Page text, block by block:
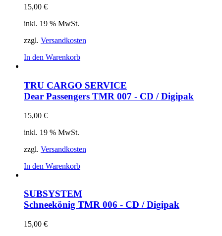
15,00 €
inkl. 19 % MwSt.
zzgl. Versandkosten
In den Warenkorb
TRU CARGO SERVICE
Dear Passengers TMR 007 - CD / Digipak
15,00 €
inkl. 19 % MwSt.
zzgl. Versandkosten
In den Warenkorb
SUBSYSTEM
Schneekönig TMR 006 - CD / Digipak
15,00 €